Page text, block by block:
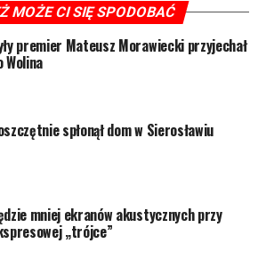
konkurs wianków, dawne obrzędy,
degustacja słowiańskich potraw,
rzemiosł, m.in. ciekawe rzemiosło
początki,
kuchni z wykorzystaniem
Archeologii
MOŻE CI SIĘ SPODOBAĆ
premier Mateusz Morawiecki przyjechał
Wolina
spłonął dom w Sierosławiu
mniej ekranów akustycznych przy
„trójce”